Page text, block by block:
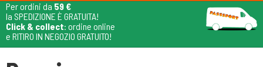
Per ordini da 59 €
la SPEDIZIONE È GRATUITA!
Click & collect: ordine online
e RITIRO IN NEGOZIO GRATUITO!